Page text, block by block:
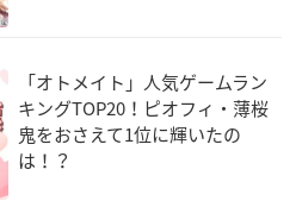
「オトメイト」人気ゲームラン
キングTOP20！ピオフィ・薄桜
鬼をおさえて1位に輝いたの
は！？